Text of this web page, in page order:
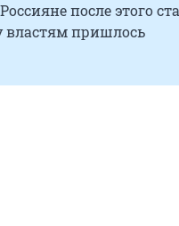
после этого
властям пришлось